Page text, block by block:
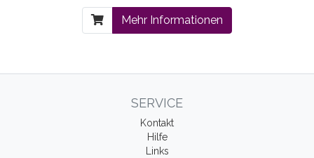
Mehr Informationen
SERVICE
Kontakt
Hilfe
Links